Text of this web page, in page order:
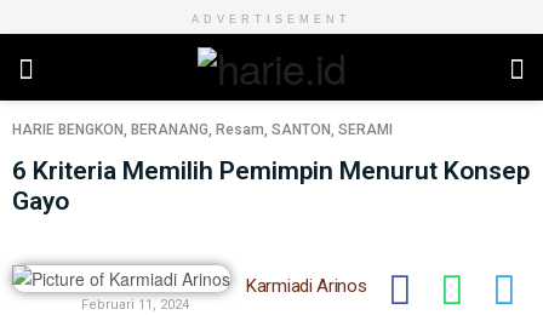
ADVERTISEMENT
HARIE BENGKON, BERANANG, Resam, SANTON, SERAMI
6 Kriteria Memilih Pemimpin Menurut Konsep
Gayo
Karmiadi Arinos
Februari 11, 2024